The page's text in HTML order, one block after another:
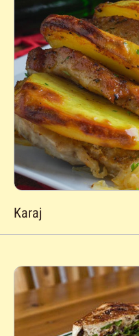
Karaj